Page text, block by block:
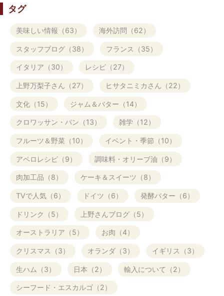
タグ
美味しい情報（63） 海外訪問（62）
スタッフブログ（38） フランス（35）
イタリア（30） レシピ（27）
上野万梨子さん（27） ヒサタニミカさん（22）
文化（15） ジャム＆バター（14）
クロワッサン・パン（13） 雑学（12）
フルーツ＆野菜（10） イベント・季節（10）
アペロレシピ（9） 調味料・オリーブ油（9）
肉加工品（8） ケーキ＆スイーツ（8）
TVで人気（6） ドイツ（6） 発酵バター（6）
ドリンク（5） 上野さんブログ（5）
オーストラリア（5） お肉（4）
クリスマス（3） オランダ（3） イギリス（3）
生ハム（3） 日本（2） 輸入について（2）
シーフード・エスカルゴ（2）